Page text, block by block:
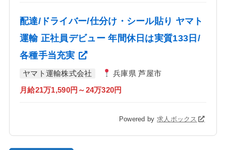
配達/ドライバー/仕分け・シール貼り ヤマト
運輸 正社員デビュー 年間休日は実質133日/
各種手当充実
ヤマト運輸株式会社 兵庫県 芦屋市
月給21万1,590円～24万320円
Powered by 求人ボックス